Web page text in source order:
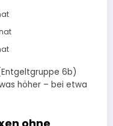
6b)
höher – bei etwa